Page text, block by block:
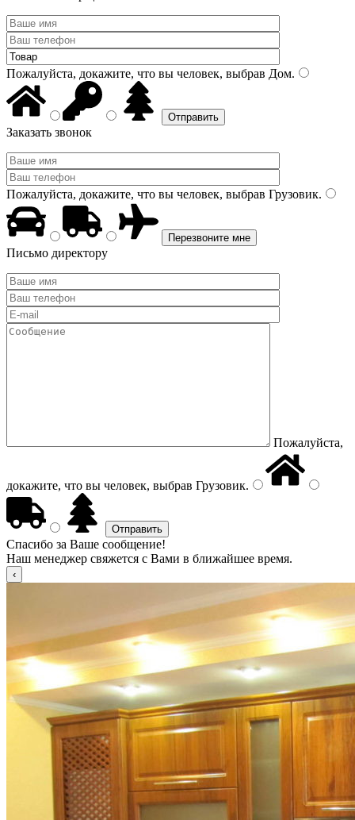
Пожалуйста, докажите, что вы человек, выбрав Дом.
Заказать звонок
Пожалуйста, докажите, что вы человек, выбрав Грузовик.
Письмо директору
Пожалуйста,
докажите, что вы человек, выбрав Грузовик.
Спасибо за Ваше сообщение!
Наш менеджер свяжется с Вами в ближайшее время.